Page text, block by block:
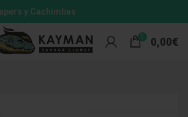
y Cachimbas
0 0,00€